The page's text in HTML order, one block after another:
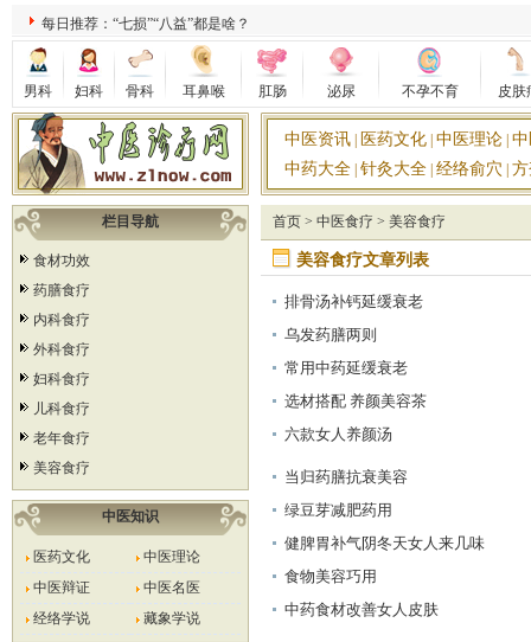
每日推荐：“七损”“八益”都是啥？
男科 妇科 骨科 耳鼻喉 肛肠 泌尿 不孕不育 皮肤
中医资讯 医药文化 中医理论
中药大全 针灸大全 经络俞穴
栏目导航
食材功效
药膳食疗
内科食疗
外科食疗
妇科食疗
儿科食疗
老年食疗
美容食疗
中医知识
医药文化
中医理论
中医辩证
中医名医
经络学说
藏象学说
首页 > 中医食疗 > 美容食疗
美容食疗文章列表
排骨汤补钙延缓衰老
乌发药膳两则
常用中药延缓衰老
选材搭配 养颜美容茶
六款女人养颜汤
当归药膳抗衰美容
绿豆芽减肥药用
健脾胃补气阴冬天女人来几味
食物美容巧用
中药食材改善女人皮肤